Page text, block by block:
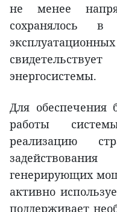
не менее
сохранялось в
энергосистемы.
Для обеспечения
работы
реализацию
генерирующих
активно
поддерживает